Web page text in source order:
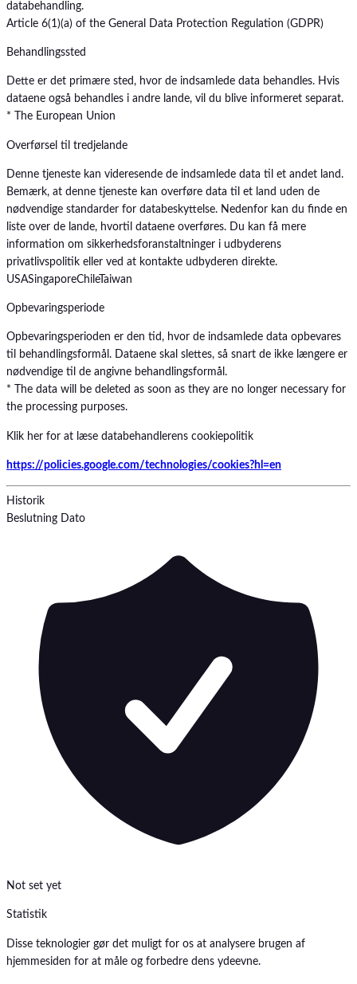
databehandling.
Article 6(1)(a) of the General Data Protection Regulation (GDPR)
Behandlingssted
Dette er det primære sted, hvor de indsamlede data behandles. Hvis
dataene også behandles i andre lande, vil du blive informeret separat.
* The European Union
Overførsel til tredjelande
Denne tjeneste kan videresende de indsamlede data til et andet land.
Bemærk, at denne tjeneste kan overføre data til et land uden de
nødvendige standarder for databeskyttelse. Nedenfor kan du finde en
liste over de lande, hvortil dataene overføres. Du kan få mere
information om sikkerhedsforanstaltninger i udbyderens
privatlivspolitik eller ved at kontakte udbyderen direkte.
USASingaporeChileTaiwan
Opbevaringsperiode
Opbevaringsperioden er den tid, hvor de indsamlede data opbevares
til behandlingsformål. Dataene skal slettes, så snart de ikke længere er
nødvendige til de angivne behandlingsformål.
* The data will be deleted as soon as they are no longer necessary for
the processing purposes.
Klik her for at læse databehandlerens cookiepolitik
https://policies.google.com/technologies/cookies?hl=en
Historik
Beslutning Dato
Not set yet
Statistik
Disse teknologier gør det muligt for os at analysere brugen af
hjemmesiden for at måle og forbedre dens ydeevne.